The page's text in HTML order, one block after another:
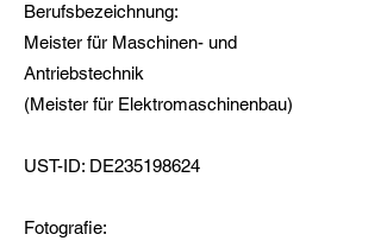
Berufsbezeichnung:
Meister für Maschinen- und
Antriebstechnik
(Meister für Elektromaschinenbau)
UST-ID: DE235198624
Fotografie: